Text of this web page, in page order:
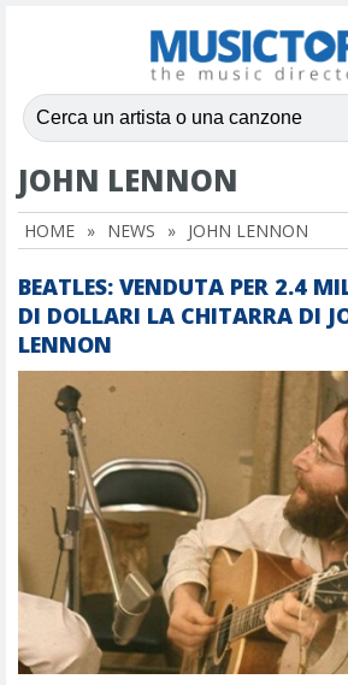
JOHN LENNON
HOME » NEWS » JOHN LENNON
BEATLES: VENDUTA PER 2.4
DI DOLLARI LA CHITARRA DI
LENNON